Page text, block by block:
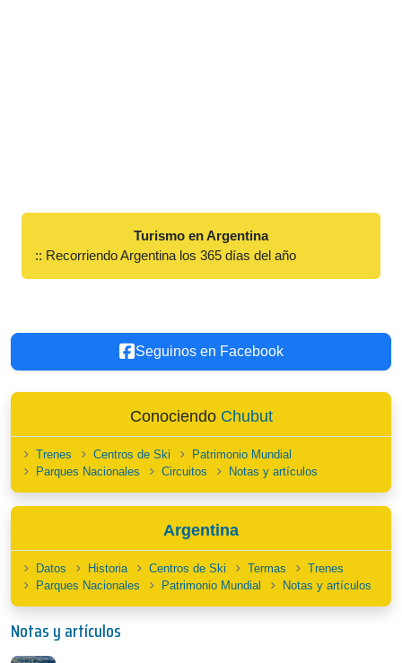
Turismo en Argentina
:: Recorriendo Argentina los 365 días del año
Seguinos en Facebook
Conociendo Chubut
Trenes Centros de Ski
Patrimonio Mundial
Parques Nacionales
Circuitos Notas y artículos
Argentina
Datos Historia Centros de Ski Termas
Trenes
Parques Nacionales
Patrimonio Mundial Notas y artículos
Notas y artículos